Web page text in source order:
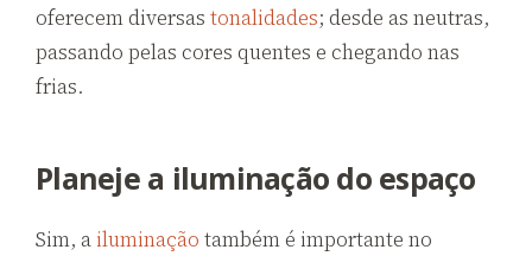
oferecem diversas tonalidades; desde as neutras,
passando pelas cores quentes e chegando nas
frias.
Planeje a iluminação do espaço
Sim, a iluminação também é importante no